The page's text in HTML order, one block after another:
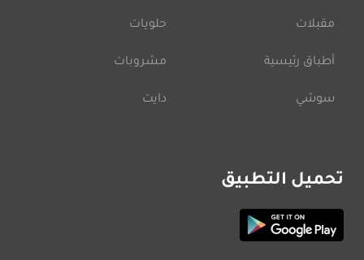
مقبلات
أطباق رئيسية
سوشي
حلويات
مشروبات
دايت
تحميل التطبيق